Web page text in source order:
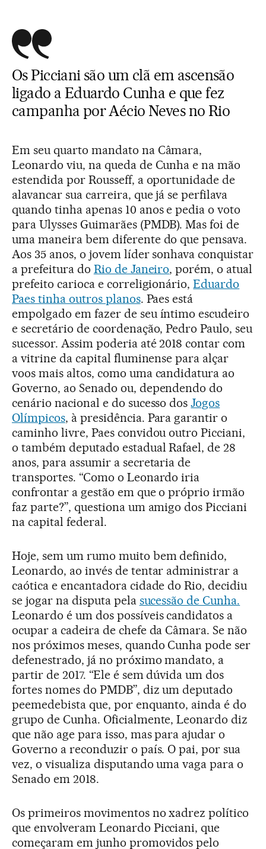
Os Picciani são um clã em ascensão
ligado a Eduardo Cunha e que fez
campanha por Aécio Neves no Rio
Em seu quarto mandato na Câmara,
Leonardo viu, na queda de Cunha e na mão
estendida por Rousseff, a oportunidade de
alavancar sua carreira, que já se perfilava
quando tinha apenas 10 anos e pedia o voto
para Ulysses Guimarães (PMDB). Mas foi de
uma maneira bem diferente do que pensava.
Aos 35 anos, o jovem líder sonhava conquistar
a prefeitura do Rio de Janeiro, porém, o atual
prefeito carioca e correligionário,Eduardo
Paes tinha outros planos. Paes está
empolgado em fazer de seu íntimo escudeiro
e secretário de coordenação, Pedro Paulo, seu
sucessor. Assim poderia até 2018 contar com
a vitrine da capital fluminense para alçar
voos mais altos, como uma candidatura ao
Governo, ao Senado ou, dependendo do
cenário nacional e do sucesso dosJogos
Olímpicos, à presidência. Para garantir o
caminho livre, Paes convidou outro Picciani,
o também deputado estadual Rafael, de 28
anos, para assumir a secretaria de
transportes. “Como o Leonardo iria
confrontar a gestão em que o próprio irmão
faz parte?”, questiona um amigo dos Picciani
na capital federal.
Hoje, sem um rumo muito bem definido,
Leonardo, ao invés de tentar administrar a
caótica e encantadora cidade do Rio, decidiu
se jogar na disputa pela sucessão de Cunha.
Leonardo é um dos possíveis candidatos a
ocupar a cadeira de chefe da Câmara. Se não
nos próximos meses, quando Cunha pode ser
defenestrado, já no próximo mandato, a
partir de 2017. “Ele é sem dúvida um dos
fortes nomes do PMDB”, diz um deputado
peemedebista que, por enquanto, ainda é do
grupo de Cunha. Oficialmente, Leonardo diz
que não age para isso, mas para ajudar o
Governo a reconduzir o país. O pai, por sua
vez, o visualiza disputando uma vaga para o
Senado em 2018.
Os primeiros movimentos no xadrez político
que envolveram Leonardo Picciani, que
começaram em junho promovidos pelo